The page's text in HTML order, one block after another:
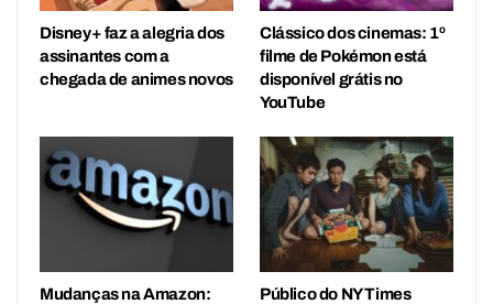
Disney+ faz a alegria dos
assinantes com a
chegada de animes novos
Clássico dos cinemas: 1º
filme de Pokémon está
disponível grátis no
YouTube
Mudanças na Amazon:
Público do NY Times